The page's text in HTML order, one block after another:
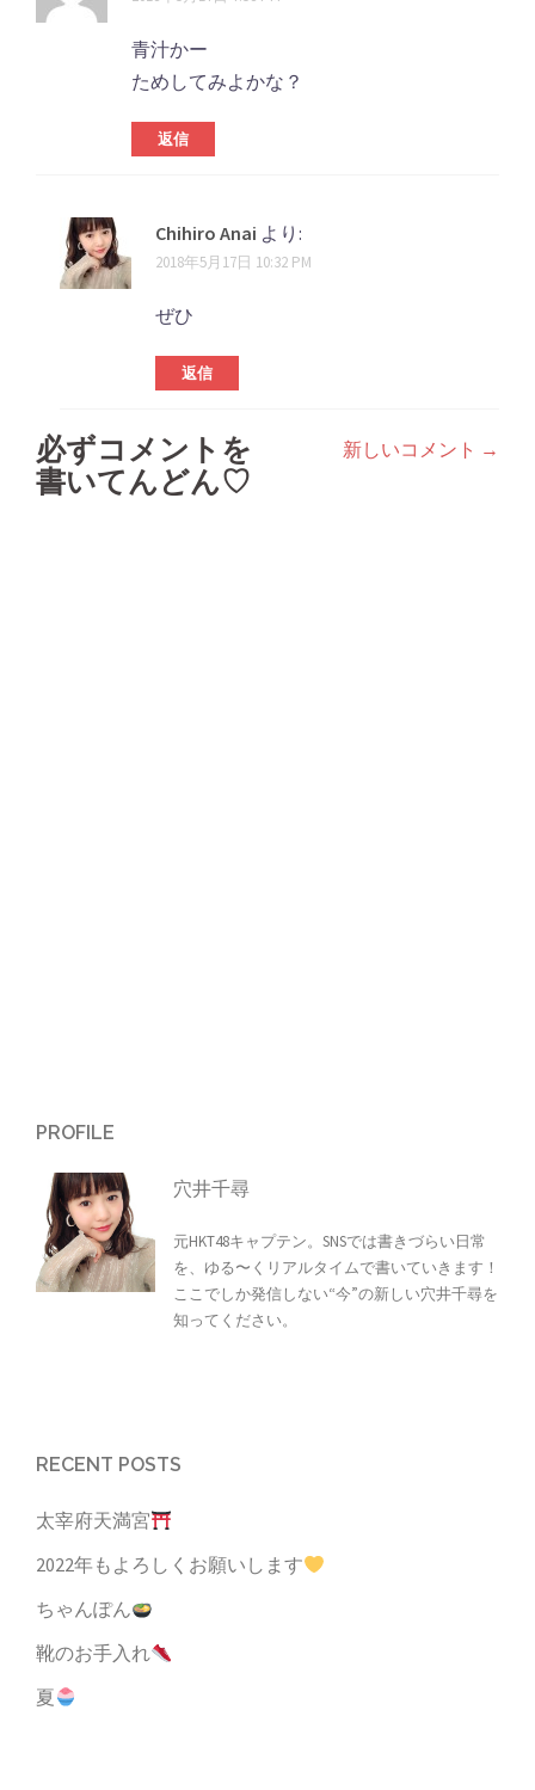
青汁かー
ためしてみよかな？
返信
Chihiro Anai より:
2018年5月17日 10:32 PM
ぜひ
返信
コ
メ
新しいコメント →
必ずコメントを
書いてんどん♡
PROFILE
穴井千尋
元HKT48キャプテン。SNSでは書きづらい日常
を、ゆる〜くリアルタイムで書いていきます！
ここでしか発信しない“今”の新しい穴井千尋を
知ってください。
RECENT POSTS
太宰府天満宮
2022年もよろしくお願いします
ちゃんぽん
靴のお手入れ
夏